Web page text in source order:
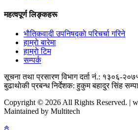
महत्वपूर्ण लिङ्कहरू
भाैतिकवादी उपनिषद्काे परिचर्चा गरिने
हाम्राे बारेमा
हाम्राे टिम
सम्पर्क
सूचना तथा प्रसारण विभाग दर्ता नं.: १३०६-
बुढाथाेकी प्रबन्ध निर्देशक: हुकुम बहादुर सिंह
Copyright © 2026 All Rights Reserved. |
Maintained by Multitech